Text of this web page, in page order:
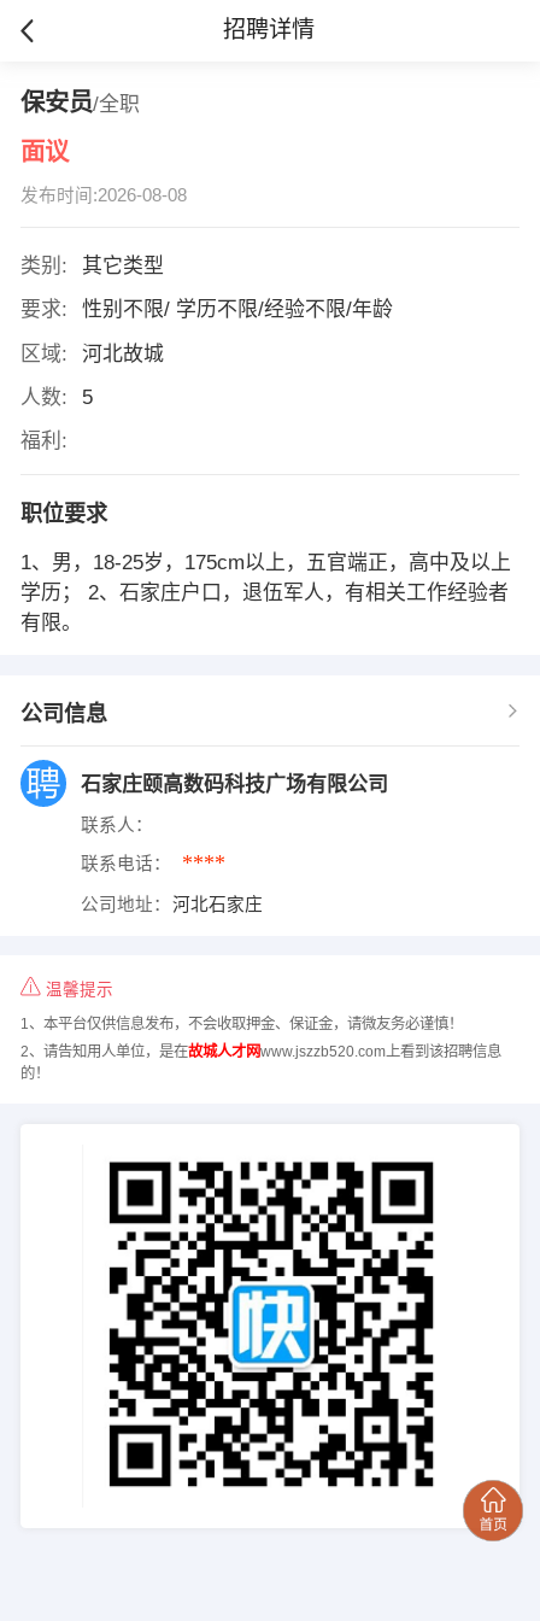
招聘详情
保安员/全职
面议
发布时间:2026-08-08
类别:
其它类型
要求:
性别不限/ 学历不限/经验不限/年龄
区域:
河北故城
人数:
5
福利:
职位要求
1、男，18-25岁，175cm以上，五官端正，高中及以上
学历； 2、石家庄户口，退伍军人，有相关工作经验者
有限。
公司信息
石家庄颐高数码科技广场有限公司
联系人：
联系电话： ****
公司地址： 河北石家庄
温馨提示
1、本平台仅供信息发布，不会收取押金、保证金，请微友务必谨慎！
2、请告知用人单位，是在故城人才网www.jszzb520.com上看到该招聘信息
的！